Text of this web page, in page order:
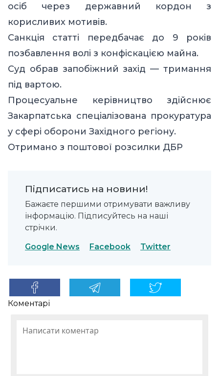
осіб через державний кордон з
корисливих мотивів.
Санкція статті передбачає до 9 років
позбавлення волі з конфіскацією майна.
Суд обрав запобіжний захід — тримання
під вартою.
Процесуальне керівництво здійснює
Закарпатська спеціалізована прокуратура
у сфері оборони Західного регіону.
Отримано з поштової розсилки ДБР
Підписатись на новини!
Бажаєте першими отримувати важливу
інформацію. Підписуйтесь на наші
стрічки.
Google News Facebook Twitter
Коментарі